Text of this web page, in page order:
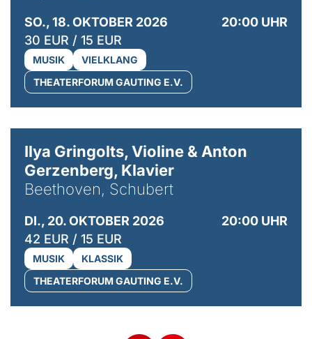
SO., 18. OKTOBER 2026
20:00 UHR
30 EUR / 15 EUR
MUSIK
VIELKLANG
THEATERFORUM GAUTING E.V.
Ilya Gringolts, Violine & Anton
Gerzenberg, Klavier
Beethoven, Schubert
DI., 20. OKTOBER 2026
20:00 UHR
42 EUR / 15 EUR
MUSIK
KLASSIK
THEATERFORUM GAUTING E.V.